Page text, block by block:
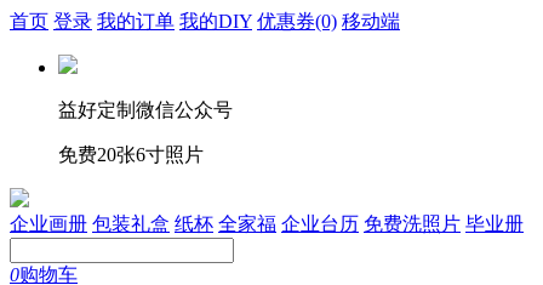
首页 登录 我的订单 我的DIY 优惠券(0) 移动端
益好定制微信公众号
免费20张6寸照片
企业画册 包装礼盒 纸杯 全家福 企业台历 免费洗照片 毕业册
0购物车